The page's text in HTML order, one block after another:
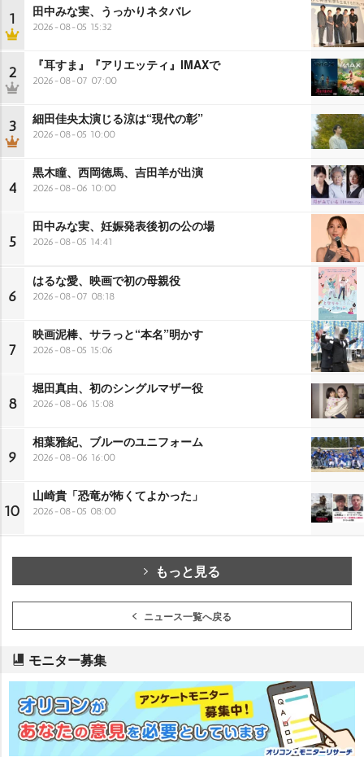
1 田中みな実、うっかりネタバレ
2026-08-05 15:32
2 『耳すま』『アリエッティ』IMAXで
2026-08-07 07:00
3 細田佳央太演じる涼は“現代の彰”
2026-08-05 10:00
4
黒木瞳、西岡徳馬、吉田羊が出演
2026-08-06 10:00
5
田中みな実、妊娠発表後初の公の場
2026-08-05 14:41
6
はるな愛、映画で初の母親役
2026-08-07 08:18
7
映画泥棒、サラっと“本名”明かす
2026-08-05 15:06
8
堀田真由、初のシングルマザー役
2026-08-06 15:08
9
相葉雅紀、ブルーのユニフォーム
2026-08-06 16:00
10
山崎貴「恐竜が怖くてよかった」
2026-08-05 08:00
もっと見る
ニュース一覧へ戻る
モニター募集